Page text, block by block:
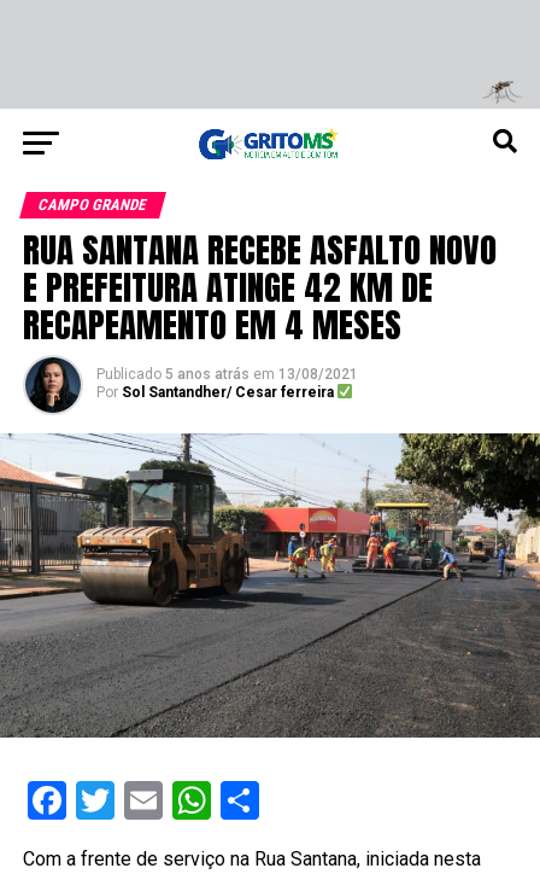
CAMPO GRANDE
RUA SANTANA RECEBE ASFALTO NOVO
E PREFEITURA ATINGE 42 KM DE
RECAPEAMENTO EM 4 MESES
Publicado 5 anos atrás em 13/08/2021
Por Sol Santandher/ Cesar ferreira
Facebook
Twitter
EmailWhatsApp
Share
Com a frente de serviço na Rua Santana, iniciada nesta